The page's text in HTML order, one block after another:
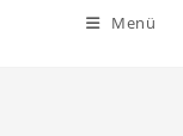
Menü